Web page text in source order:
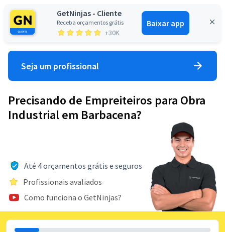
GetNinjas - Cliente
Receba orçamentos grátis
+30K
Baixar app
Entrar
Seja um profissional
Precisando de Empreiteiros para Obra
Industrial em Barbacena?
Até 4 orçamentos grátis e seguros
Profissionais avaliados
Como funciona o GetNinjas?